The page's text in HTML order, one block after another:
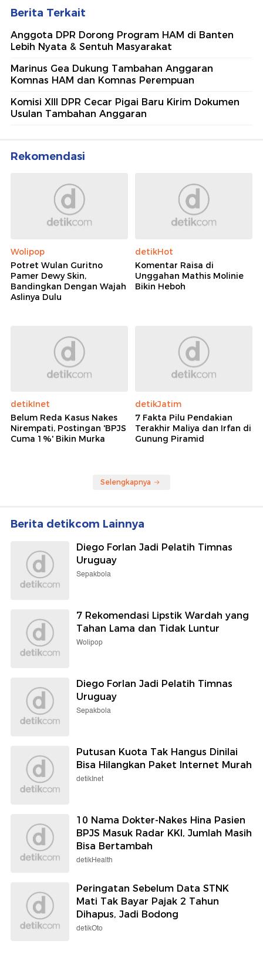
Berita Terkait
Anggota DPR Dorong Program HAM di Banten
Lebih Nyata & Sentuh Masyarakat
Marinus Gea Dukung Tambahan Anggaran
Komnas HAM dan Komnas Perempuan
Komisi XIII DPR Cecar Pigai Baru Kirim Dokumen
Usulan Tambahan Anggaran
Rekomendasi
Wolipop
Potret Wulan Guritno
Pamer Dewy Skin,
Bandingkan Dengan Wajah
Aslinya Dulu
detikHot
Komentar Raisa di
Unggahan Mathis Molinie
Bikin Heboh
detikInet
Belum Reda Kasus Nakes
Nirempati, Postingan 'BPJS
Cuma 1%' Bikin Murka
detikJatim
7 Fakta Pilu Pendakian
Terakhir Maliya dan Irfan di
Gunung Piramid
Selengkapnya
Berita detikcom Lainnya
Diego Forlan Jadi Pelatih Timnas
Uruguay
Sepakbola
7 Rekomendasi Lipstik Wardah yang
Tahan Lama dan Tidak Luntur
Wolipop
Diego Forlan Jadi Pelatih Timnas
Uruguay
Sepakbola
Putusan Kuota Tak Hangus Dinilai
Bisa Hilangkan Paket Internet Murah
detikInet
10 Nama Dokter-Nakes Hina Pasien
BPJS Masuk Radar KKI, Jumlah Masih
Bisa Bertambah
detikHealth
Peringatan Sebelum Data STNK
Mati Tak Bayar Pajak 2 Tahun
Dihapus, Jadi Bodong
detikOto